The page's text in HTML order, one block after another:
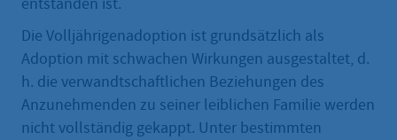
entstanden ist.
Die Volljährigenadoption ist grundsätzlich als
Adoption mit schwachen Wirkungen ausgestaltet, d.
h. die verwandtschaftlichen Beziehungen des
Anzunehmenden zu seiner leiblichen Familie werden
nicht vollständig gekappt. Unter bestimmten